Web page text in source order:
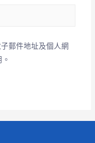
郵件地址及個人網